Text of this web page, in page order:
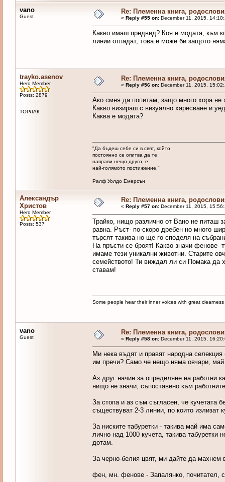
vano
Guest
Re: Племенна книга,
« Reply #55 on:December 11, 2015,
Какво имаш предвид? Коя е модата, към
линии отпадат, това е може би защото
trayko.asenov
Hero Member
Posts: 2879
ТОРЛАК
Re: Племенна книга,
« Reply #56 on:December 11, 2015,
Ако смея да попитам, защо много хора не
Какво визираш с визуално харесване и
Каква е модата?
"Да бъдеш себе си в свят, който
постоянно се опитва да те
направи нещо друго, е
най-голямото постижение."
Ралф Уолдо Емерсън
Александър
Христов
Hero Member
Posts: 537
Re: Племенна книга,
« Reply #57 on:December 11, 2015,
Трайко, нищо различно от Вано не питаш
равна. Ръст- по-скоро дребен но много
търсят такива но ще го споделя на
На пръсти се броят! Какво значи
имаме тези уникални животни. Старите
семейството! Ти виждал ли си Помака
ставам!
Some people hear their inner voices with great
vano
Guest
Re: Племенна книга,
« Reply #58 on:December 11, 2015,
Ми нека въдят и правят народна
им пречи? Само че нещо няма овчари,
Аз друг начин за определяне на работни
нищо не значи, съпоставено към
За стопа и аз съм съгласен, че кучетата
съществуват 2-3 линии, по които излизат
За ниските табуретки - такива май има
лично над 1000 кучета, такива
дотам.
За черно-белия цвят, ми дайте да махнем
фен, мн. фенове - Запалянко, почитател,